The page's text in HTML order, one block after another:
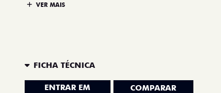
VER MAIS
FICHA TÉCNICA
ENTRAR EM
COMPARAR